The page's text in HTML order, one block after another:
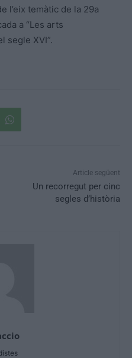
l’eix temàtic de la 29a
a “Les arts
segle XVI”.
Article següent
Un recorregut per cinc
segles d’història